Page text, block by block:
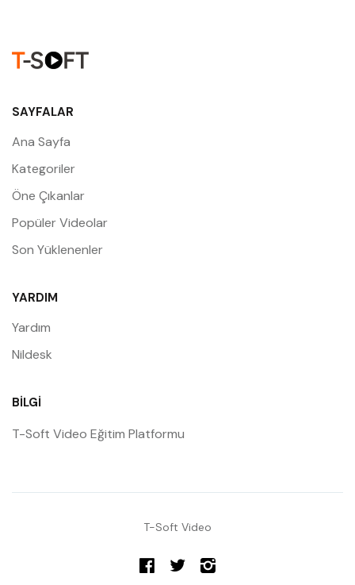
SAYFALAR
Ana Sayfa
Kategoriler
Öne Çıkanlar
Popüler Videolar
Son Yüklenenler
YARDIM
Yardım
Nildesk
BILGI
T-Soft Video Eğitim Platformu
T-Soft Video